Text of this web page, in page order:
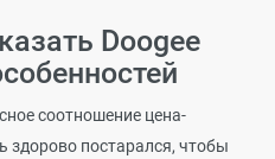
Doogee
соотношение цена-
здорово постарался, чтобы